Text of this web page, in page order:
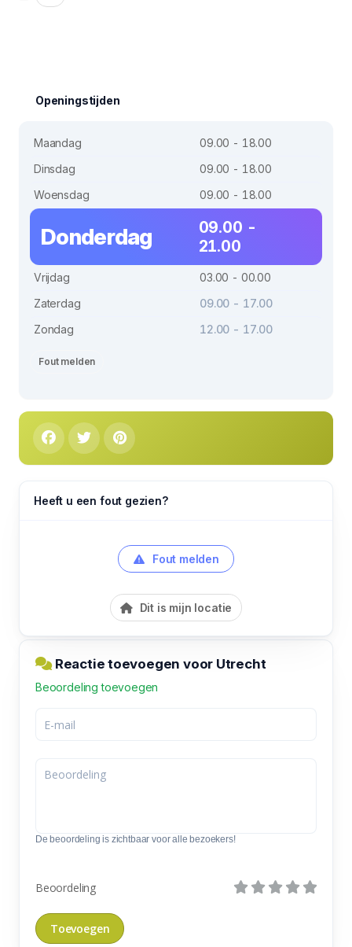
Openingstijden
Maandag
09.00 - 18.00
Dinsdag
09.00 - 18.00
Woensdag
09.00 - 18.00
Donderdag
09.00 -
21.00
Vrijdag
03.00 - 00.00
Zaterdag
09.00 - 17.00
Zondag
12.00 - 17.00
Fout melden
Heeft u een fout gezien?
Fout melden
Dit is mijn locatie
Reactie toevoegen voor Utrecht
Beoordeling toevoegen
De beoordeling is zichtbaar voor alle bezoekers!
Beoordeling